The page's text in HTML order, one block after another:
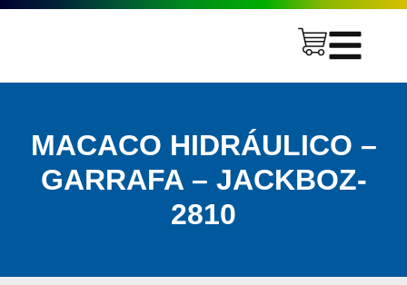
MACACO HIDRÁULICO –
GARRAFA – JACKBOZ-
2810